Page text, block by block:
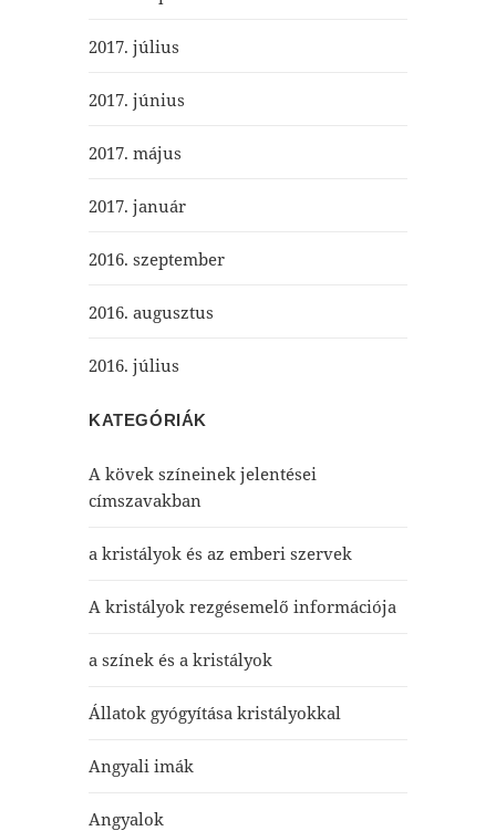
2017. július
2017. június
2017. május
2017. január
2016. szeptember
2016. augusztus
2016. július
KATEGÓRIÁK
A kövek színeinek jelentései
címszavakban
a kristályok és az emberi szervek
A kristályok rezgésemelő információja
a színek és a kristályok
Állatok gyógyítása kristályokkal
Angyali imák
Angyalok